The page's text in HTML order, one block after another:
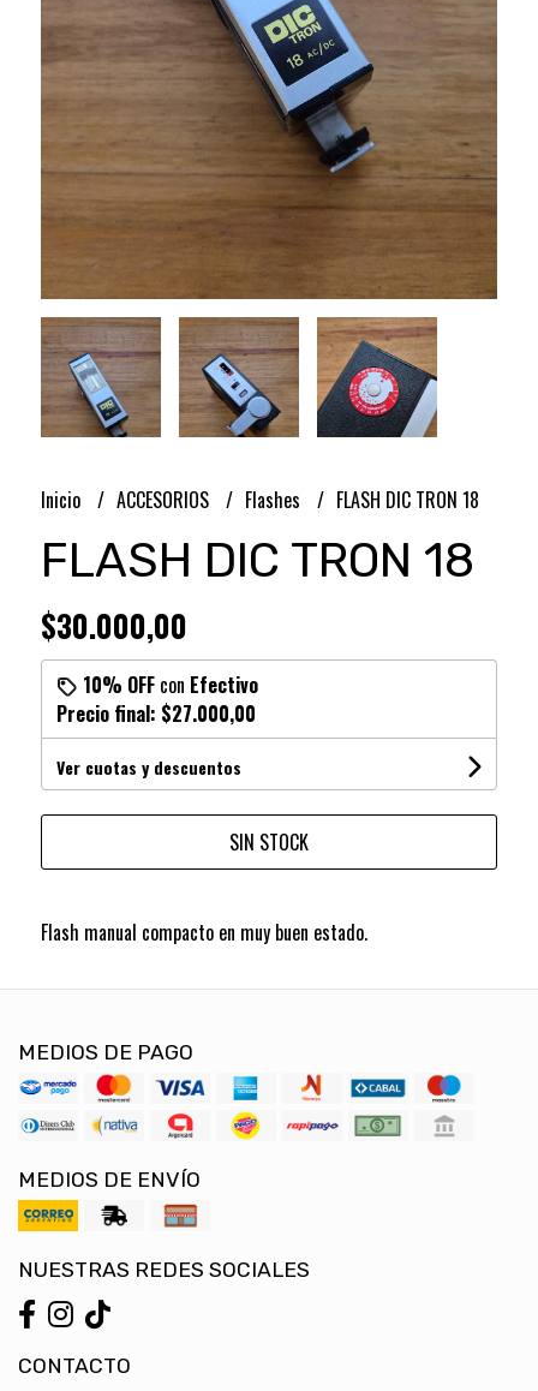
Inicio ACCESORIOS Flashes FLASH DIC TRON 18
FLASH DIC TRON 18
$30.000,00
10% OFFcon Efectivo
Precio final: $27.000,00
Ver cuotas y descuentos
SIN STOCK
Flash manual compacto en muy buen estado.
MEDIOS DE PAGO
MEDIOS DE ENVÍO
NUESTRAS REDES SOCIALES
CONTACTO